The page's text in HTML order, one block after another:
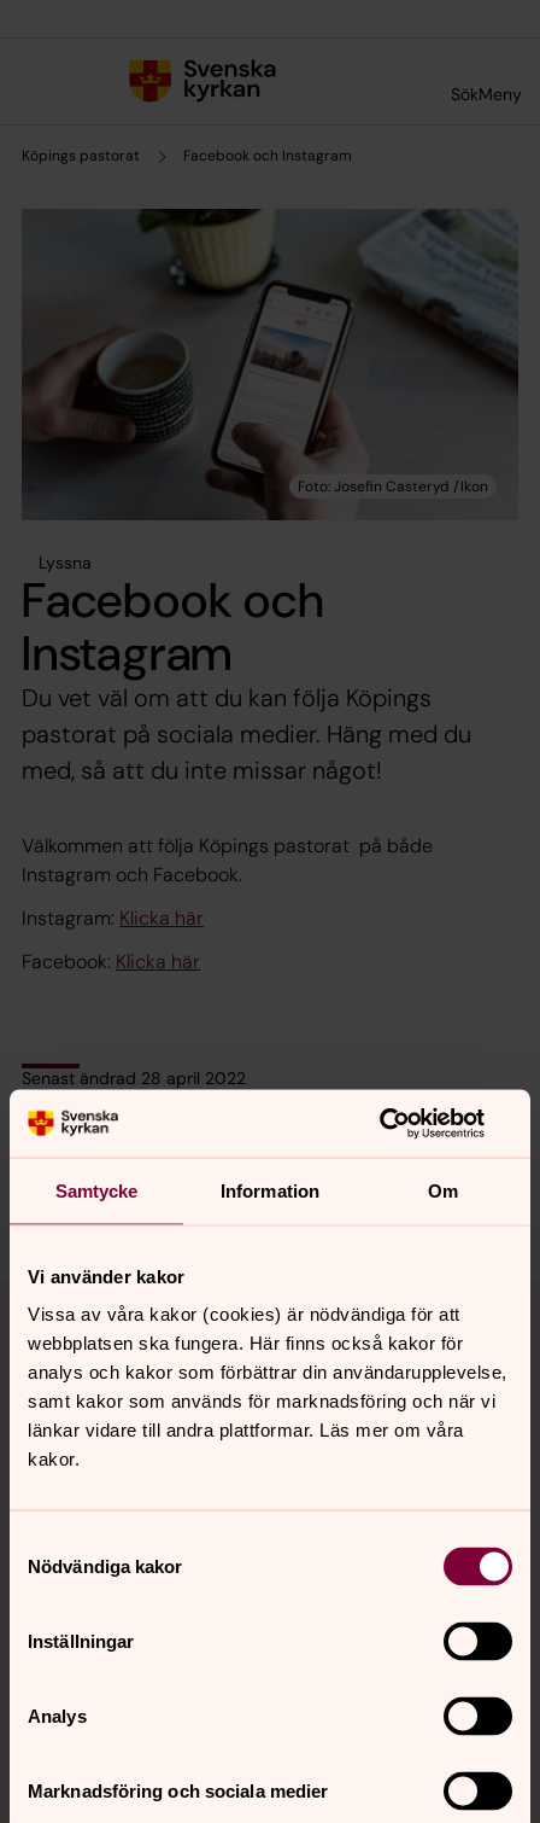
Samtycke Information Om
Vi använder kakor
Vissa av våra kakor (cookies) är nödvändiga för att
webbplatsen ska fungera. Här finns också kakor för
analys och kakor som förbättrar din användarupplevelse,
samt kakor som används för marknadsföring och när vi
länkar vidare till andra plattformar. Läs mer om våra
kakor.
Nödvändiga kakor
Inställningar
Analys
Marknadsföring och sociala medier
SökMeny
Köpings pastorat Facebook och Instagram
Lyssna
Facebook och
Instagram
Du vet väl om att du kan följa Köpings
pastorat på sociala medier. Häng med du
med, så att du inte missar något!
Välkommen att följa Köpings pastorat på både
Instagram och Facebook.
Instagram: Klicka här
Facebook: Klicka här
Senast ändrad 28 april 2022
Synpunkter eller frågor på sidans
innehåll?
Tillbaka till toppen
Tillbaka till innehållet
Kontakt
Kalender